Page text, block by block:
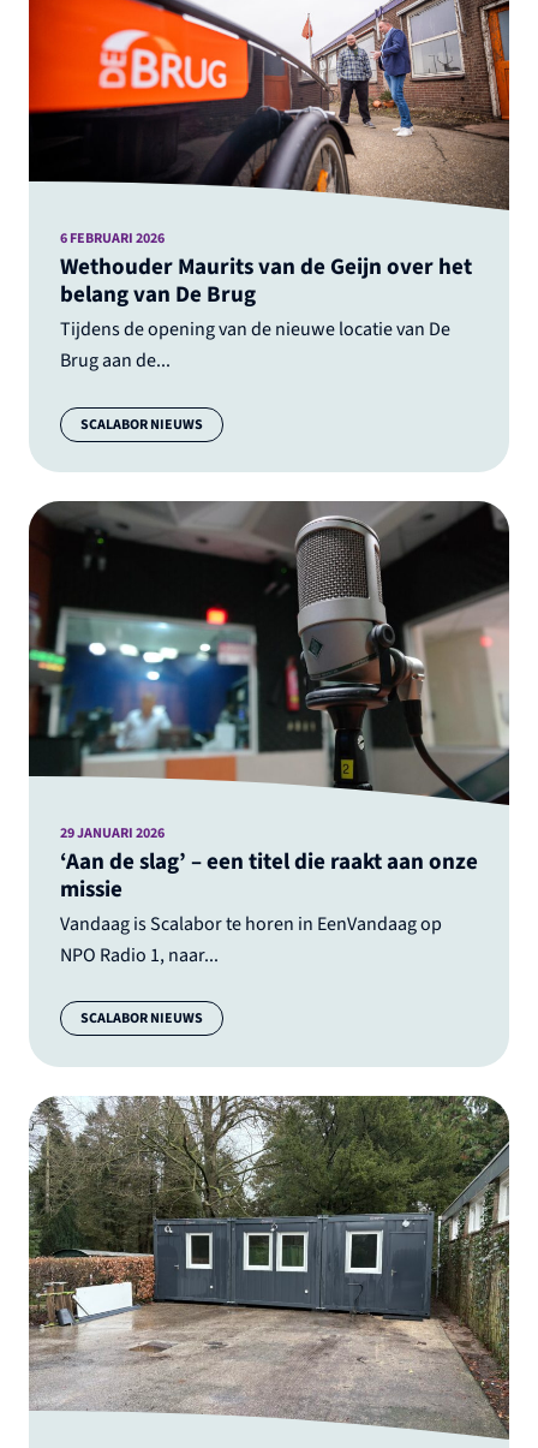
Wethouder Maurits van de Geijn over het
belang van De Brug
Tijdens de opening van de nieuwe locatie van De
Brug aan de...
6 FEBRUARI 2026
Categorie:
SCALABOR NIEUWS
‘Aan de slag’ – een titel die raakt aan onze
missie
Vandaag is Scalabor te horen in EenVandaag op
NPO Radio 1, naar...
29 JANUARI 2026
Categorie:
SCALABOR NIEUWS